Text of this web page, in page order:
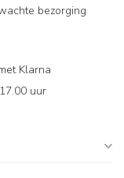
bezorging
Klarna
uur